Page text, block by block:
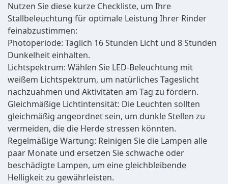
Nutzen Sie diese kurze Checkliste, um Ihre
Stallbeleuchtung für optimale Leistung Ihrer Rinder
feinabzustimmen:
Photoperiode: Täglich 16 Stunden Licht und 8 Stunden
Dunkelheit einhalten.
Lichtspektrum: Wählen Sie LED-Beleuchtung mit
weißem Lichtspektrum, um natürliches Tageslicht
nachzuahmen und Aktivitäten am Tag zu fördern.
Gleichmäßige Lichtintensität: Die Leuchten sollten
gleichmäßig angeordnet sein, um dunkle Stellen zu
vermeiden, die die Herde stressen könnten.
Regelmäßige Wartung: Reinigen Sie die Lampen alle
paar Monate und ersetzen Sie schwache oder
beschädigte Lampen, um eine gleichbleibende
Helligkeit zu gewährleisten.